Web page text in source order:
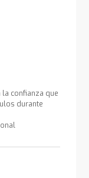
la confianza que
durante